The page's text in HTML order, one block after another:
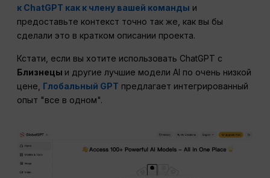
к ChatGPT как к члену вашей команды и
предоставьте контекст точно так же, как вы бы
сделали это в кратком описании проекта.
Кстати, если вы хотите использовать ChatGPT с
Близнецы и другие лучшие модели AI по очень низкой
цене, Глобальный GPT предлагает интегрированный
опыт "все в одном".